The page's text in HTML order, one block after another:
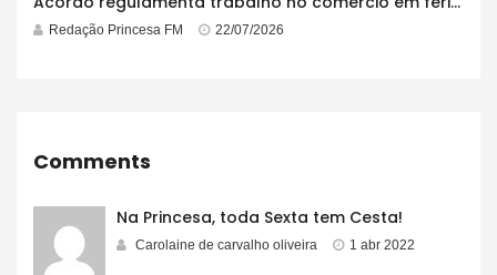
Redação Princesa FM 22/07/2026
Comments
Na Princesa, toda Sexta tem Cesta!
Carolaine de carvalho oliveira 1 abr 2022